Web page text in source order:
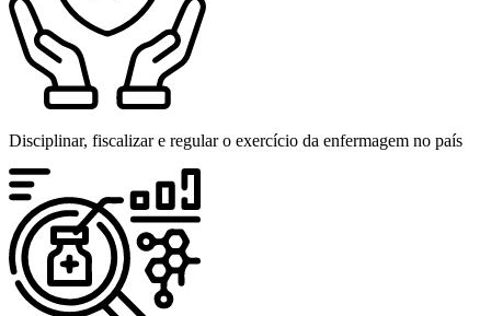
Disciplinar, fiscalizar e regular o exercício da enfermagem no país